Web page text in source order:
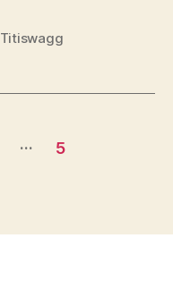
disruptés »
Titiswagg
…
5